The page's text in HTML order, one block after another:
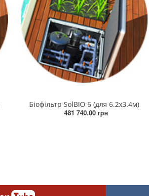
Біофільтр SolBIO 6 (для 6.2х3.4м)
481 740.00 грн